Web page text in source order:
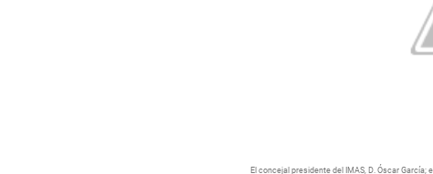
El concejal presidente del IMAS, D. Óscar García;